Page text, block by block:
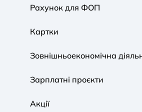
Рахунок для ФОП
Картки
Зовнішньоекономічна
Зарплатні проєкти
Акції